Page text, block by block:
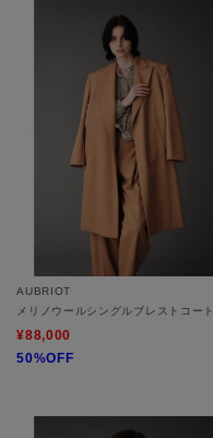
AUBRIOT
メリノウールシングルブレストコート
¥88,000
50%OFF